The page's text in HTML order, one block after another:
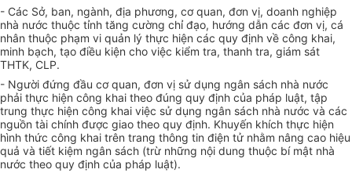
- Các Sở, ban, ngành, địa phương, cơ quan, đơn vị, doanh nghiệp
nhà nước thuộc tỉnh tăng cường chỉ đạo, hướng dẫn các đơn vị, cá
nhân thuộc phạm vi quản lý thực hiện các quy định về công khai,
minh bạch, tạo điều kiện cho việc kiểm tra, thanh tra, giám sát
THTK, CLP.
- Người đứng đầu cơ quan, đơn vị sử dụng ngân sách nhà nước
phải thực hiện công khai theo đúng quy định của pháp luật, tập
trung thực hiện công khai việc sử dụng ngân sách nhà nước và các
nguồn tài chính được giao theo quy định. Khuyến khích thực hiện
hình thức công khai trên trang thông tin điện tử nhằm nâng cao hiệu
quả và tiết kiệm ngân sách (trừ những nội dung thuộc bí mật nhà
nước theo quy định của pháp luật).